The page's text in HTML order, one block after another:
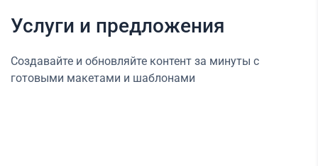
Услуги и предложения
Создавайте и обновляйте контент за минуты с
готовыми макетами и шаблонами